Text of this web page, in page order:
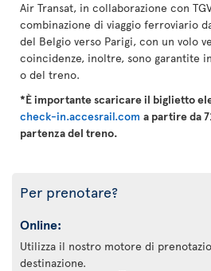
Air Transat, in collaborazione con
combinazione di viaggio ferroviario
del Belgio verso Parigi, con un volo
coincidenze, inoltre, sono garantite
o del treno.
*È importante scaricare il biglietto
check-in.accesrail.com a partire da
partenza del treno.
Per prenotare?
Online:
Utilizza il nostro motore di
destinazione.